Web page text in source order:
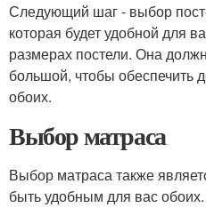
Следующий шаг - выбор
которая будет удобной для
размерах постели. Она
большой, чтобы обеспечить
обоих.
Выбор матраса
Выбор матраса также
быть удобным для вас